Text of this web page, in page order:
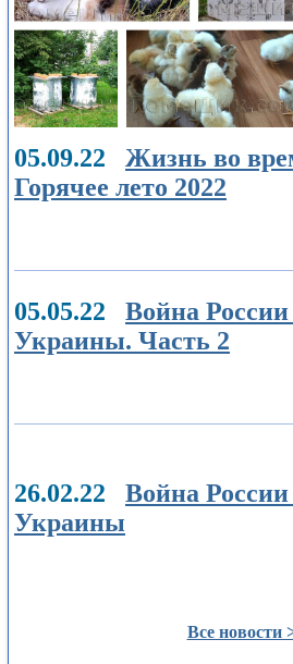
05.09.22 Жизнь во
Горячее лето 2022
05.05.22 Война
Украины. Часть 2
26.02.22 Война
Украины
Все новости